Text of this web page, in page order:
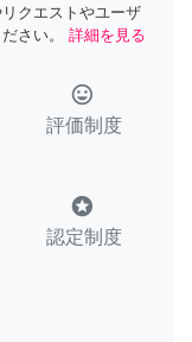
クエストやユーザ
さい。
詳細を見る
tag_faces
評価制度
stars
認定制度